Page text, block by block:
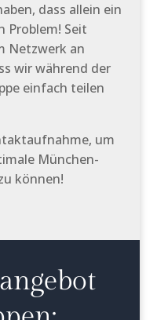
dass allein ein
Problem! Seit
Netzwerk an
wir während der
einfach teilen
um
München-
können!